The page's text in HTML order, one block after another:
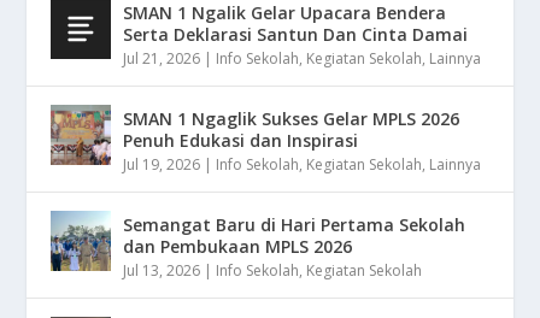
SMAN 1 Ngalik Gelar Upacara Bendera
Serta Deklarasi Santun Dan Cinta Damai
Jul 21, 2026 Info Sekolah, Kegiatan Sekolah, Lainnya
SMAN 1 Ngaglik Sukses Gelar MPLS 2026
Penuh Edukasi dan Inspirasi
Jul 19, 2026 Info Sekolah, Kegiatan Sekolah, Lainnya
Semangat Baru di Hari Pertama Sekolah
dan Pembukaan MPLS 2026
Jul 13, 2026 Info Sekolah, Kegiatan Sekolah